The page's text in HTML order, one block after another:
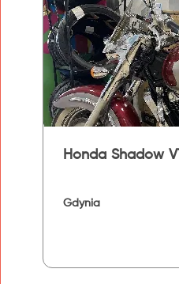
Honda Shadow
Gdynia